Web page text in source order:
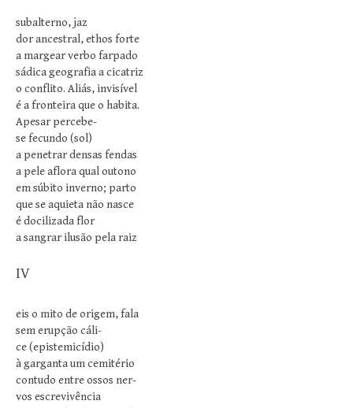
subalterno, jaz
dor ancestral, ethos forte
a margear verbo farpado
sádica geografia a cicatriz
o conflito. Aliás, invisível
é a fronteira que o habita.
Apesar percebe-
se fecundo (sol)
a penetrar densas fendas
a pele aflora qual outono
em súbito inverno; parto
que se aquieta não nasce
é docilizada flor
a sangrar ilusão pela raiz
IV
eis o mito de origem, fala
sem erupção cáli-
ce (epistemicídio)
à garganta um cemitério
contudo entre ossos ner-
vos escrevivência